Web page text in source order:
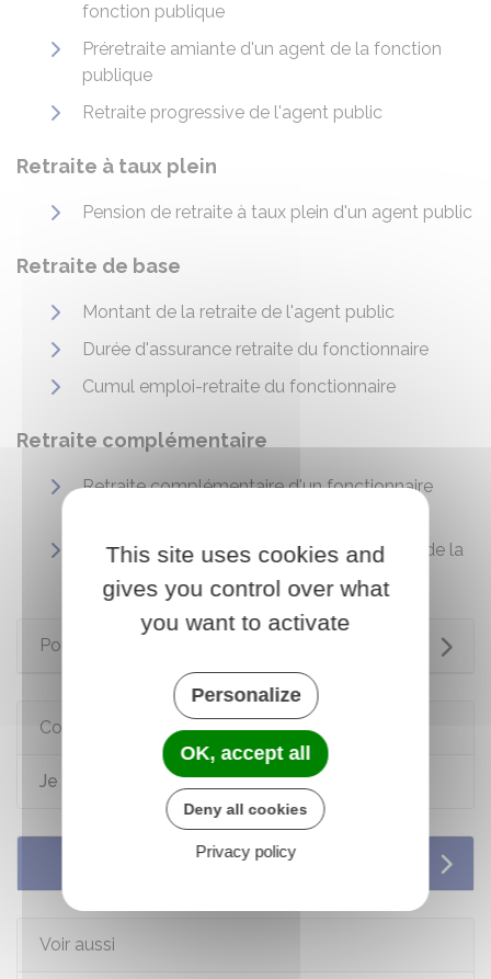
fonction publique
Préretraite amiante d'un agent de la fonction
publique
Retraite progressive de l'agent public
Retraite à taux plein
Pension de retraite à taux plein d'un agent public
Retraite de base
Montant de la retraite de l'agent public
Durée d'assurance retraite du fonctionnaire
Cumul emploi-retraite du fonctionnaire
Retraite complémentaire
Retraite complémentaire d'un fonctionnaire
Retraite complémentaire d'un contractuel de la
fonction publique (Ircantec)
Pour en savoir plus
Comment faire si...
Je prépare ma retraite
Services en ligne et formulaires
Voir aussi
This site uses cookies and
gives you control over what
you want to activate
Personalize
OK, accept all
Deny all cookies
Privacy policy